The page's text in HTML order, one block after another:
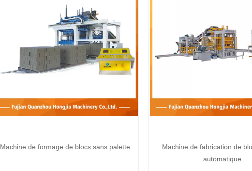
Machine de formage de blocs sans palette
Machine de fabrication de
automatique